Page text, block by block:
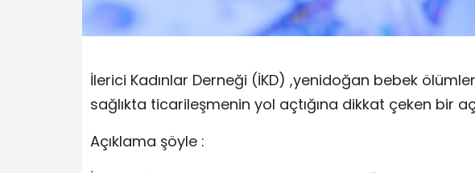
İlerici Kadınlar Derneği (İKD) ,yenidoğan bebek
sağlıkta ticarileşmenin yol açtığına dikkat çeken bir
Açıklama şöyle :